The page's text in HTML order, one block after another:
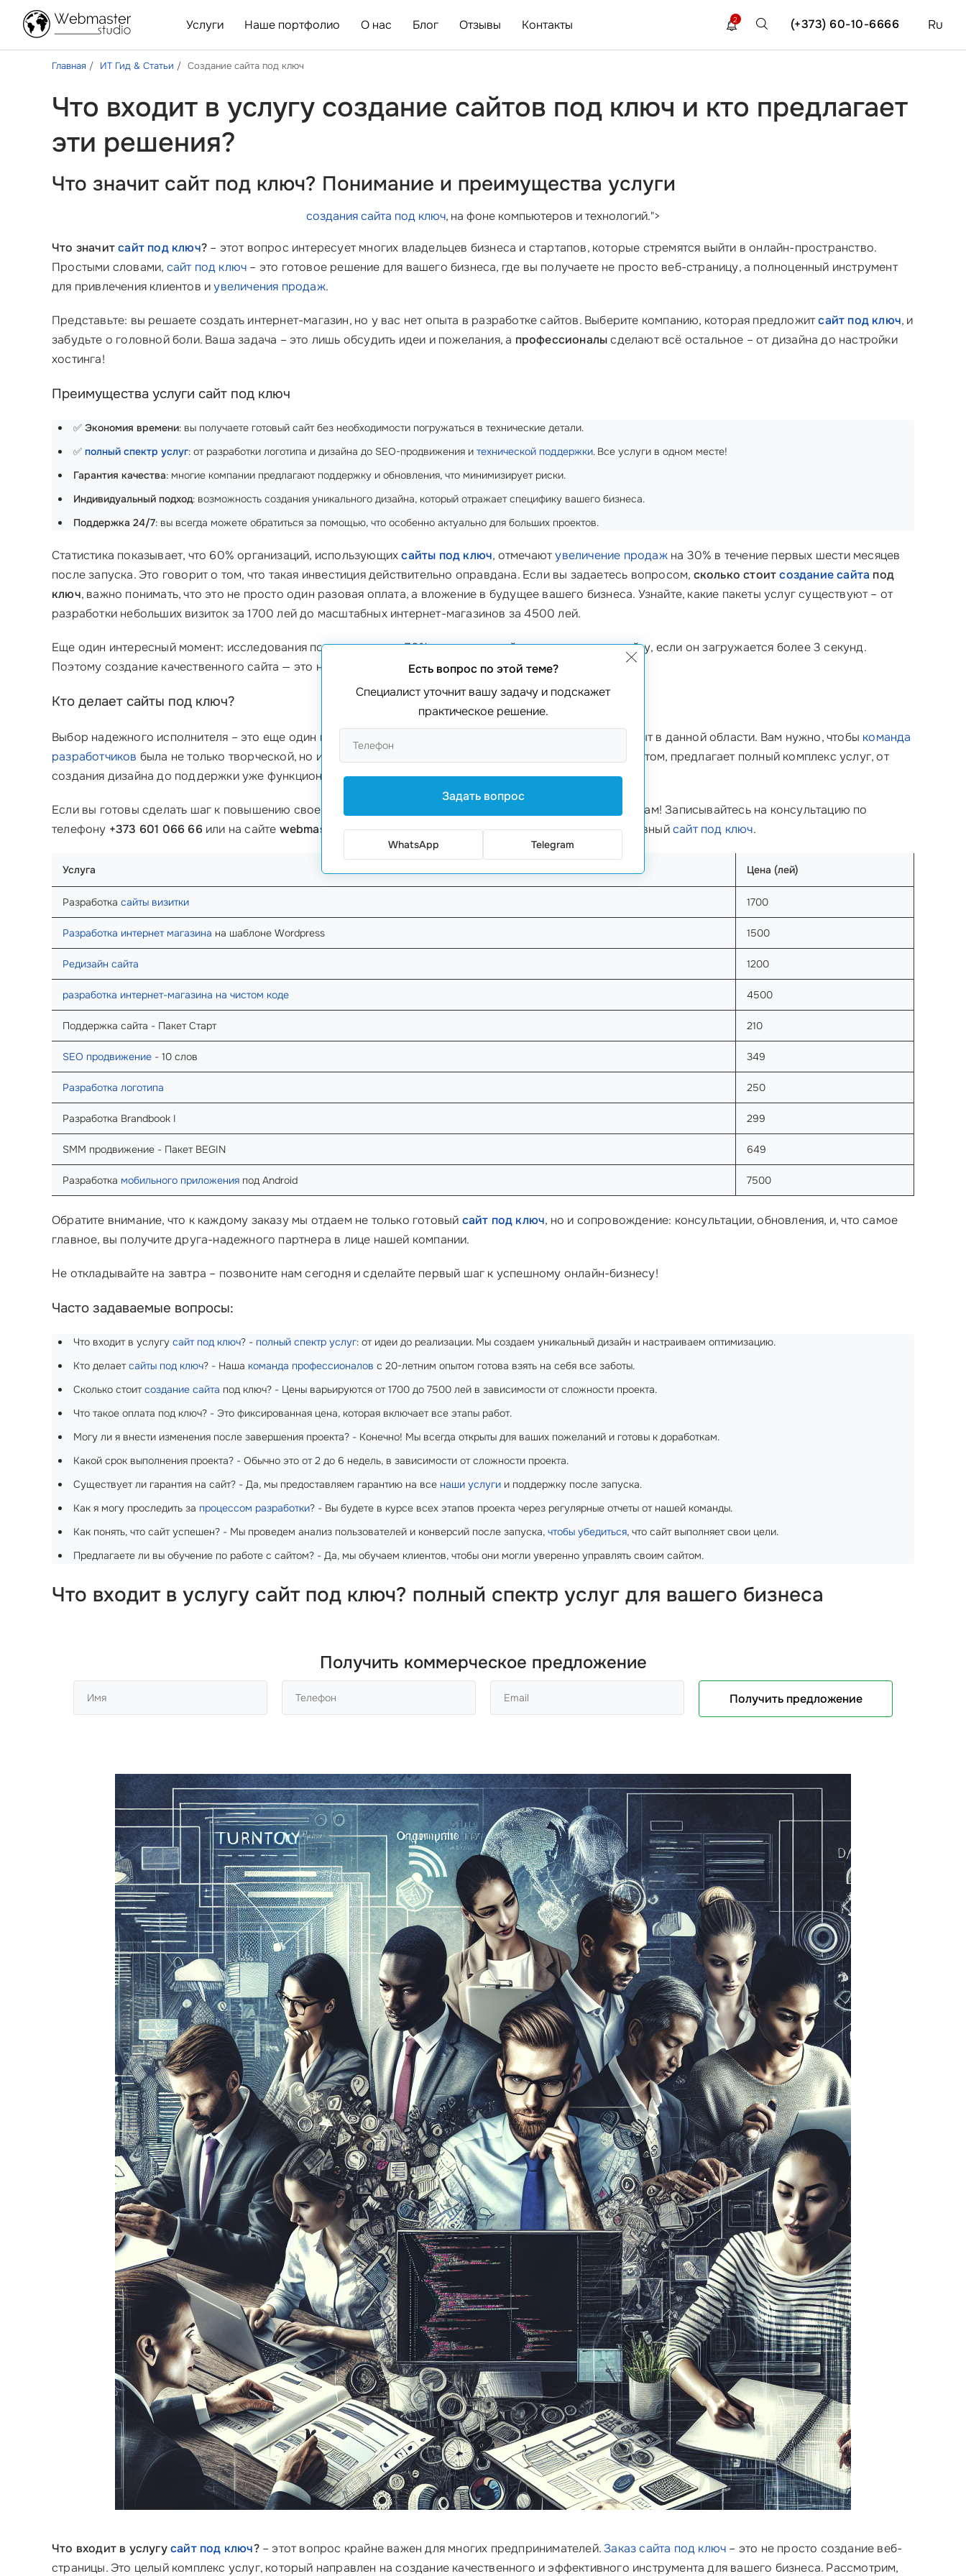
Услуги Наше портфолио О нас Блог Отзывы Контакты Ru
(+373) 60-10-6666
2
Главная ИТ Гид & Статьи Создание сайта под ключ
Что входит в услугу создание сайтов под ключ и кто предлагает
эти решения?
Что значит сайт под ключ? Понимание и преимущества услуги
создания сайта под ключ, на фоне компьютеров и технологий.">
Что значитсайт под ключ? – этот вопрос интересует многих владельцев бизнеса и стартапов, которые стремятся выйти в онлайн-пространство.
Простыми словами, сайт под ключ – это готовое решение для вашего бизнеса, где вы получаете не просто веб-страницу, а полноценный инструмент
для привлечения клиентов иувеличения продаж.
Представьте: вы решаете создать интернет-магазин, но у вас нет опыта в разработке сайтов. Выберите компанию, которая предложитсайт под ключ, и
забудьте о головной боли. Ваша задача – это лишь обсудить идеи и пожелания, а профессионалысделают всё остальное – от дизайна до настройки
хостинга!
Преимущества услуги сайт под ключ
✅ Экономия времени: вы получаете готовый сайт без необходимости погружаться в технические детали.
✅ полный спектр услуг: от разработки логотипа и дизайна до SEO-продвижения и технической поддержки. Все услуги в одном месте!
Гарантия качества: многие компании предлагают поддержку и обновления, что минимизирует риски.
Индивидуальный подход: возможность создания уникального дизайна, который отражает специфику вашего бизнеса.
Поддержка 24/7: вы всегда можете обратиться за помощью, что особенно актуально для больших проектов.
Статистика показывает, что 60% организаций, использующихсайты под ключ, отмечаютувеличение продажна 30% в течение первых шести месяцев
после запуска. Это говорит о том, что такая инвестиция действительно оправдана. Если вы задаетесь вопросом, сколько стоитсоздание сайта под
ключ, важно понимать, что это не просто один разовая оплата, а вложение в будущее вашего бизнеса. Узнайте, какие пакеты услуг существуют – от
разработки небольших визиток за 1700 лей до масштабных интернет-магазинов за 4500 лей.
Еще один интересный момент: исследования показывают, что 70% пользователей теряют интерес к сайту, если он загружается более 3 секунд.
Поэтому создание качественного сайта — это не просто дело стиля, но и вопрос конверсии!
Кто делает сайты под ключ?
Выбор надежного исполнителя – это еще один важный шаг. Ищите , которые имеют опыт в данной области. Вам нужно, чтобы команда
разработчиков была не только творческой, но и технически грамотной. Наша компания, с 20-летним опытом, предлагает полный комплекс услуг, от
создания дизайна до поддержки уже функционирующего сайта.
Если вы готовы сделать шаг к повышению своей конкурентоспособности, не стесняйтесь обратиться к нам! Записывайтесь на консультацию по
телефону +373 601 066 66или на сайте webmaster.md. Мы поможем вам создать уникальный и эффективныйсайт под ключ.
Услуга Цена (лей)
Разработка сайты визитки 1700
Разработка интернет магазина на шаблоне Wordpress 1500
Редизайн сайта 1200
разработка интернет-магазина на чистом коде 4500
Поддержка сайта - Пакет Старт 210
SEO продвижение - 10 слов 349
Разработка логотипа 250
Разработка Brandbook I 299
SMM продвижение - Пакет BEGIN 649
Разработка мобильного приложения под Android 7500
Обратите внимание, что к каждому заказу мы отдаем не только готовый сайт под ключ, но и сопровождение: консультации, обновления, и, что самое
главное, вы получите друга-надежного партнера в лице нашей компании.
Не откладывайте на завтра – позвоните нам сегодня и сделайте первый шаг к успешному онлайн-бизнесу!
Часто задаваемые вопросы:
Что входит в услугу сайт под ключ? - полный спектр услуг: от идеи до реализации. Мы создаем уникальный дизайн и настраиваем оптимизацию.
Кто делаетсайты под ключ? - Наша команда профессионалов с 20-летним опытом готова взять на себя все заботы.
Сколько стоитсоздание сайта под ключ? - Цены варьируются от 1700 до 7500 лей в зависимости от сложности проекта.
Что такое оплата под ключ? - Это фиксированная цена, которая включает все этапы работ.
Могу ли я внести изменения после завершения проекта? - Конечно! Мы всегда открыты для ваших пожеланий и готовы к доработкам.
Какой срок выполнения проекта? - Обычно это от 2 до 6 недель, в зависимости от сложности проекта.
Существует ли гарантия на сайт? - Да, мы предоставляем гарантию на все наши услуги и поддержку после запуска.
Как я могу проследить за процессом разработки? - Вы будете в курсе всех этапов проекта через регулярные отчеты от нашей команды.
Как понять, что сайт успешен? - Мы проведем анализ пользователей и конверсий после запуска, чтобы убедиться, что сайт выполняет свои цели.
Предлагаете ли вы обучение по работе с сайтом? - Да, мы обучаем клиентов, чтобы они могли уверенно управлять своим сайтом.
Что входит в услугу сайт под ключ? полный спектр услуг для вашего бизнеса
Получить коммерческое предложение
Получить предложение
Что входит в услугусайт под ключ?– этот вопрос крайне важен для многих предпринимателей.Заказ сайта под ключ – это не просто создание веб-
страницы. Это целый комплекс услуг, который направлен на создание качественного и эффективного инструмента для вашего бизнеса. Рассмотрим,
Есть вопрос по этой теме?
Специалист уточнит вашу задачу и подскажет
практическое решение.
Задать вопрос
WhatsApp Telegram